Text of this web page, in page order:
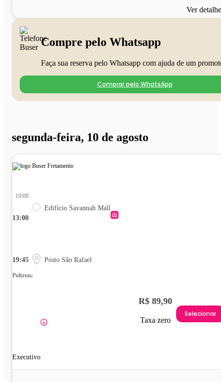
Ver
Compre pelo Whatsapp
Faça sua reserva pelo Whatsapp com ajuda de um
Comprar pelo WhatsApp
segunda-feira, 10 de agosto
13:00
10/08
Edificio Savannah Mall
19:45 Posto São Rafael
Poltrona
Executivo
R$ 89,90
Taxa zero
Selecionar